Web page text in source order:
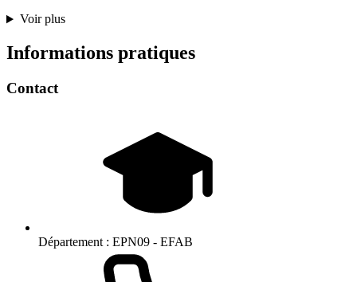
Voir plus
Informations pratiques
Contact
Département : EPN09 - EFAB